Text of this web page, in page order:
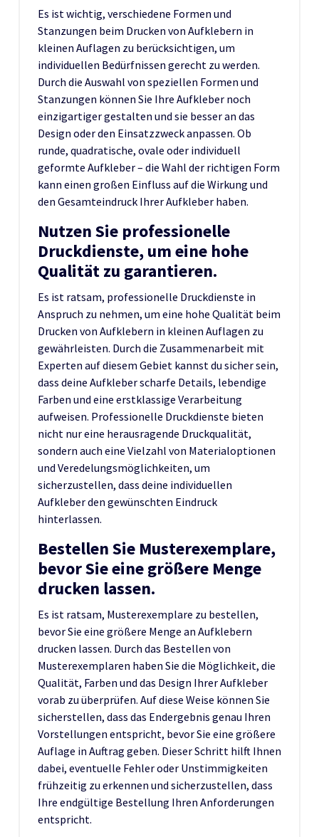
Es ist wichtig, verschiedene Formen und
Stanzungen beim Drucken von Aufklebern in
kleinen Auflagen zu berücksichtigen, um
individuellen Bedürfnissen gerecht zu werden.
Durch die Auswahl von speziellen Formen und
Stanzungen können Sie Ihre Aufkleber noch
einzigartiger gestalten und sie besser an das
Design oder den Einsatzzweck anpassen. Ob
runde, quadratische, ovale oder individuell
geformte Aufkleber – die Wahl der richtigen Form
kann einen großen Einfluss auf die Wirkung und
den Gesamteindruck Ihrer Aufkleber haben.
Nutzen Sie professionelle
Druckdienste, um eine hohe
Qualität zu garantieren.
Es ist ratsam, professionelle Druckdienste in
Anspruch zu nehmen, um eine hohe Qualität beim
Drucken von Aufklebern in kleinen Auflagen zu
gewährleisten. Durch die Zusammenarbeit mit
Experten auf diesem Gebiet kannst du sicher sein,
dass deine Aufkleber scharfe Details, lebendige
Farben und eine erstklassige Verarbeitung
aufweisen. Professionelle Druckdienste bieten
nicht nur eine herausragende Druckqualität,
sondern auch eine Vielzahl von Materialoptionen
und Veredelungsmöglichkeiten, um
sicherzustellen, dass deine individuellen
Aufkleber den gewünschten Eindruck
hinterlassen.
Bestellen Sie Musterexemplare,
bevor Sie eine größere Menge
drucken lassen.
Es ist ratsam, Musterexemplare zu bestellen,
bevor Sie eine größere Menge an Aufklebern
drucken lassen. Durch das Bestellen von
Musterexemplaren haben Sie die Möglichkeit, die
Qualität, Farben und das Design Ihrer Aufkleber
vorab zu überprüfen. Auf diese Weise können Sie
sicherstellen, dass das Endergebnis genau Ihren
Vorstellungen entspricht, bevor Sie eine größere
Auflage in Auftrag geben. Dieser Schritt hilft Ihnen
dabei, eventuelle Fehler oder Unstimmigkeiten
frühzeitig zu erkennen und sicherzustellen, dass
Ihre endgültige Bestellung Ihren Anforderungen
entspricht.